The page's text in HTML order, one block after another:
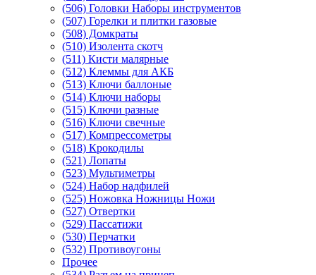
(506) Головки Наборы инструментов
(507) Горелки и плитки газовые
(508) Домкраты
(510) Изолента скотч
(511) Кисти малярные
(512) Клеммы для АКБ
(513) Ключи баллоные
(514) Ключи наборы
(515) Ключи разные
(516) Ключи свечные
(517) Компрессометры
(518) Крокодилы
(521) Лопаты
(523) Мультиметры
(524) Набор надфилей
(525) Ножовка Ножницы Ножи
(527) Отвертки
(529) Пассатижи
(530) Перчатки
(532) Противоугоны
Прочее